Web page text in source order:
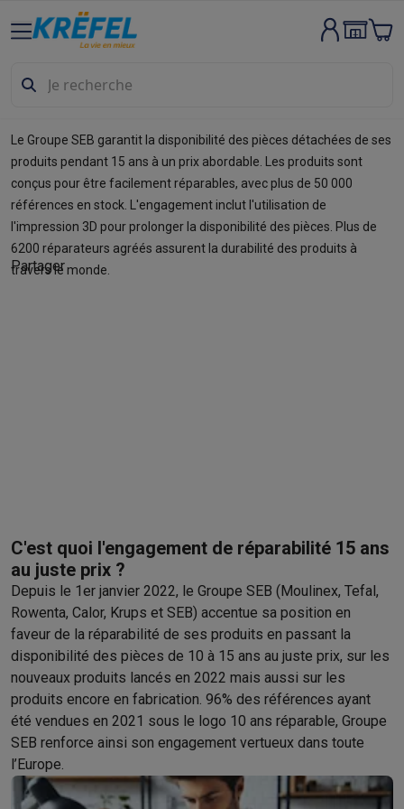
Gros électro & encastrable
Lave-vaisselleLave-vaisselle
Fours & micro-ondes
Fours
Micro-ondes
Taques de cuisson Taques de cuisson Taques induction
Hottes
Cuisinières CuisinièresCuisinières mixtes Cuisinières
Petits appareils encastrablesTiroirs chauffantsMachines à
Petits appareils de cuisine
Aspirer AspirateursAspirateurs robotsAspirateurs balai
Robots d'entretien Aspirateurs robots
Aspirateurs robots laveur
Nettoyer
Nettoyeurs de solsNettoyeurs à vapeur Nettoyeurs
Soin du linge
Centrales vapeur Fers à repasser
Défroisseurs
CoutureMachines à coudreAccessoires
ClimatisationClimatiseurs mobiles AircoolersVentilateurs
Traitement de l'airPurificateurs d'air Humidificateurs
ChaufferChauffage électrique Couvertures chauffantes
Lavage & séchage Machines à laverSèche-lingeSets machine
Animaux
Beauté & santé
Le Groupe SEB garantit la disponibilité des pièces détachées de ses
produits pendant 15 ans à un prix abordable. Les produits sont
conçus pour être facilement réparables, avec plus de 50 000
références en stock. L'engagement inclut l'utilisation de
l'impression 3D pour prolonger la disponibilité des pièces. Plus de
6200 réparateurs agréés assurent la durabilité des produits à
travers le monde.
Partager
C'est quoi l'engagement de réparabilité 15 ans
au juste prix ?
Depuis le 1er janvier 2022, le Groupe SEB (Moulinex, Tefal,
Rowenta, Calor, Krups et SEB) accentue sa position en
faveur de la réparabilité de ses produits en passant la
disponibilité des pièces de 10 à 15 ans au juste prix, sur les
nouveaux produits lancés en 2022 mais aussi sur les
produits encore en fabrication. 96% des références ayant
été vendues en 2021 sous le logo 10 ans réparable, Groupe
SEB renforce ainsi son engagement vertueux dans toute
l’Europe.